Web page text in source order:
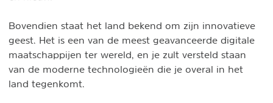
Bovendien staat het land bekend om zijn innovatieve
geest. Het is een van de meest geavanceerde digitale
maatschappijen ter wereld, en je zult versteld staan
van de moderne technologieën die je overal in het
land tegenkomt.